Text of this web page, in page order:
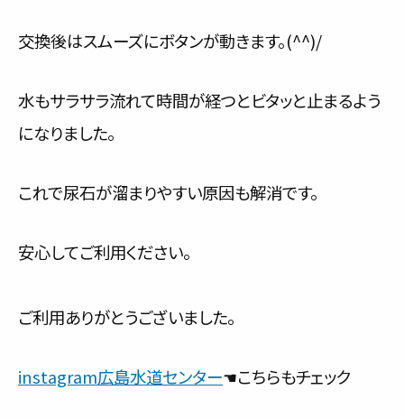
交換後はスムーズにボタンが動きます。(^^)/
水もサラサラ流れて時間が経つとビタッと止まるよう
になりました。
これで尿石が溜まりやすい原因も解消です。
安心してご利用ください。
ご利用ありがとうございました。
instagram広島水道センター☚こちらもチェック